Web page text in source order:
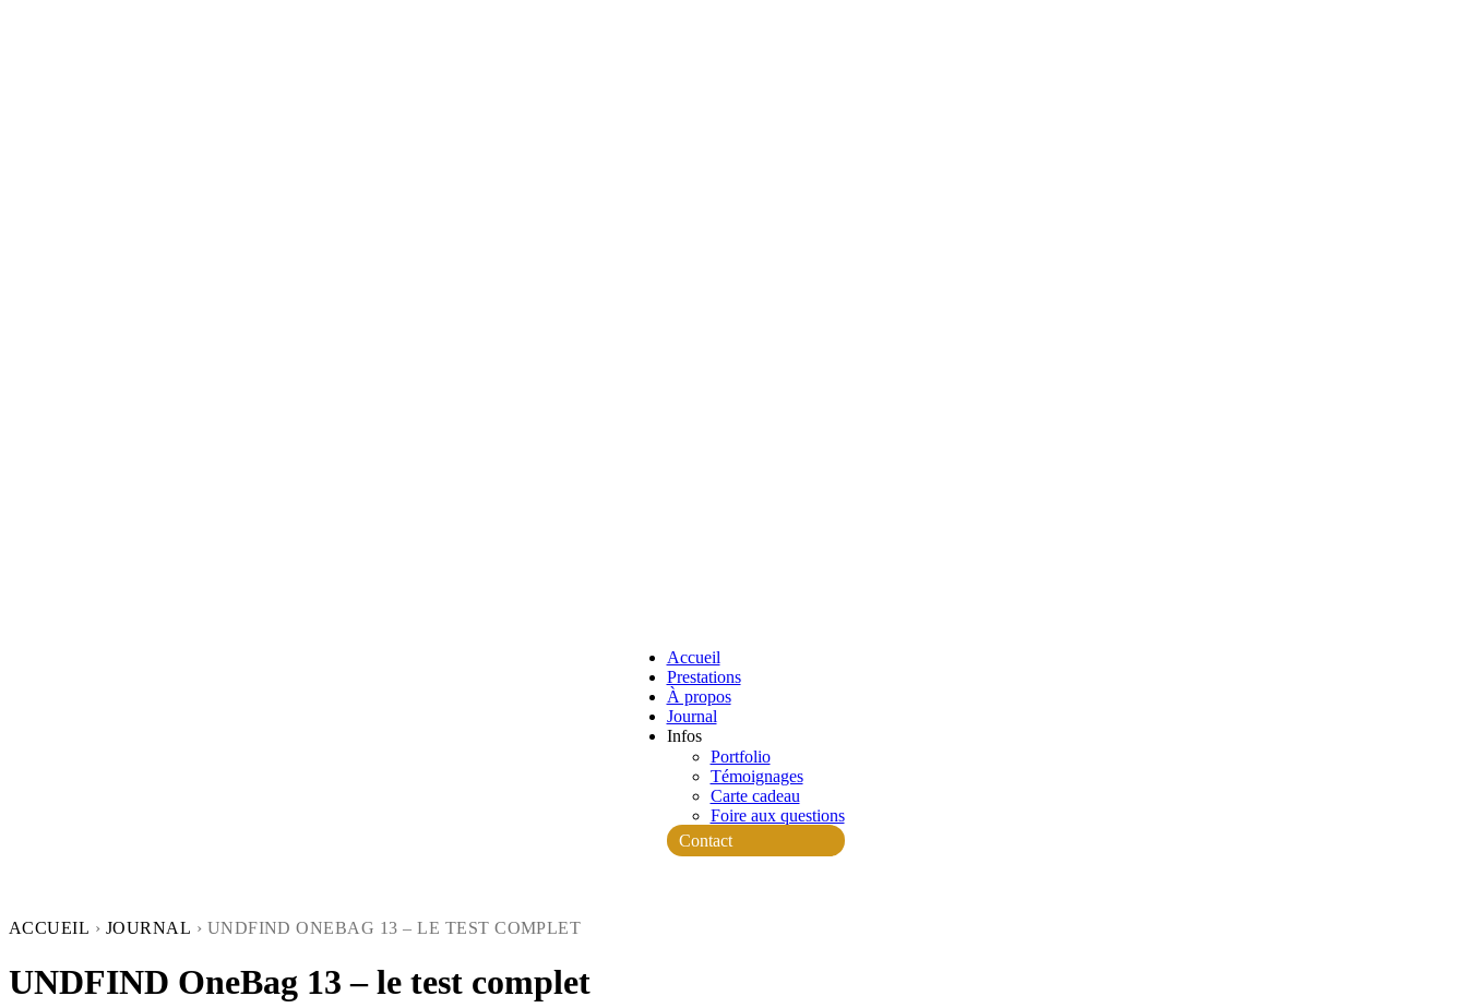
Accueil
Prestations
À propos
Journal
Infos
Portfolio
Témoignages
Carte cadeau
Foire aux questions
Contact
ACCUEIL › JOURNAL › UNDFIND ONEBAG 13 – LE TEST COMPLET
UNDFIND OneBag 13 – le test complet